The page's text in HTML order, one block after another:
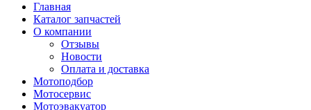
Главная
Каталог запчастей
О компании
Отзывы
Новости
Оплата и доставка
Мотоподбор
Мотосервис
Мотоэвакуатор